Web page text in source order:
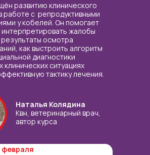
развитию клинического
работе с репродуктивными
у кобелей. Он помогает
интерпретировать жалобы
осмотра
как выстроить алгоритм
диагностики
клинических ситуациях
тактику лечения.
Наталья Колядина
Квн, ветеринарный врач,
автор курса
февраля